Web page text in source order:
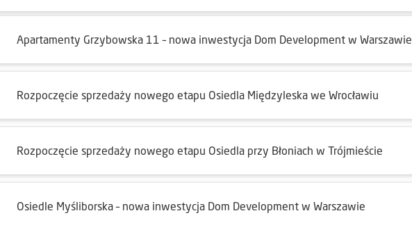
Apartamenty Grzybowska 11 – nowa inwestycja Dom Development w Warszawie
Rozpoczęcie sprzedaży nowego etapu Osiedla Międzyleska we Wrocławiu
Rozpoczęcie sprzedaży nowego etapu Osiedla przy Błoniach w Trójmieście
Osiedle Myśliborska – nowa inwestycja Dom Development w Warszawie